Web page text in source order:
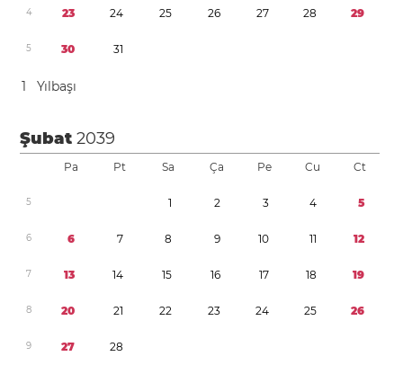
4 23 24 25 26 27 28 29
5 30 31
1 Yılbaşı
Şubat2039
Pa Pt Sa Ça Pe Cu Ct
5 1 2 3 4 5
6 6 7 8 9 10 11 12
7 13 14 15 16 17 18 19
8 20 21 22 23 24 25 26
9 27 28